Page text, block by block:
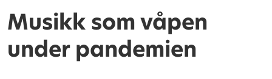
Musikk som våpen
under pandemien